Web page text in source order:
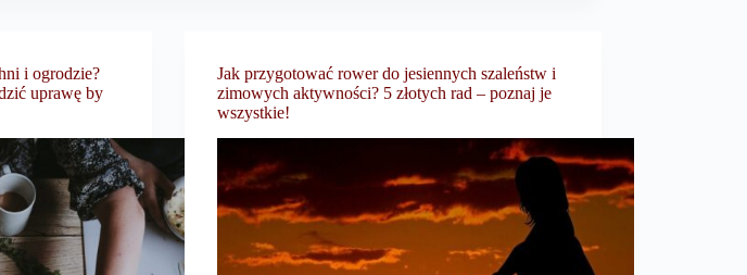
i ogrodzie?
uprawę by
Jak przygotować rower do jesiennych szaleństw i
zimowych aktywności? 5 złotych rad – poznaj je
wszystkie!